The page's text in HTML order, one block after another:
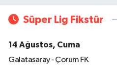
Süper Lig Fikstür
14 Ağustos, Cuma
Galatasaray - Çorum FK